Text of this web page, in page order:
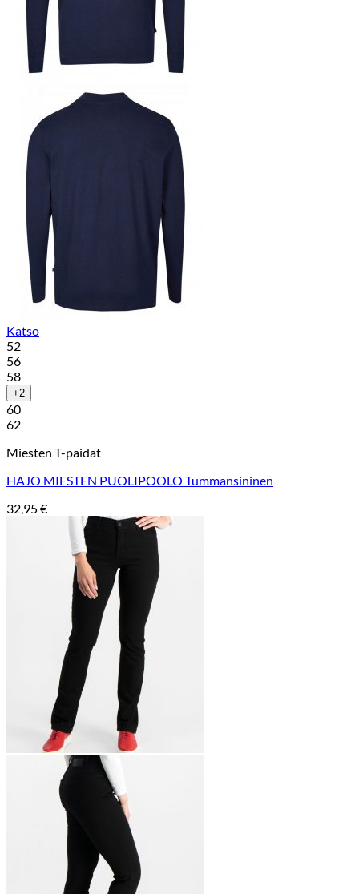
Katso
52
56
58
+2
60
62
Miesten T-paidat
HAJO MIESTEN PUOLIPOOLO Tummansininen
32,95€